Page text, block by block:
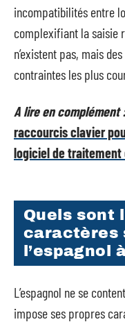
incompatibilités entre
complexifiant la saisie
n’existent pas, mais
contraintes les plus
A lire en complément
raccourcis clavier
logiciel de traitement
Quels sont
caractères
l’espagnol
L’espagnol ne se
impose ses propres